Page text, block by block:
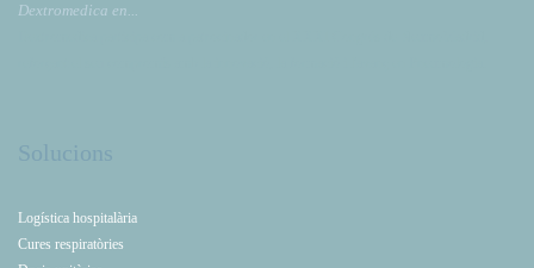
Dextromedica en...
Logística hospitalària
Cures respiratòries